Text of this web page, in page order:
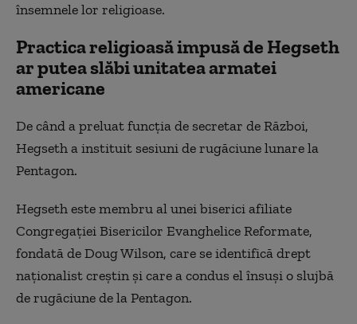
însemnele lor religioase.
Practica religioasă impusă de Hegseth
ar putea slăbi unitatea armatei
americane
De când a preluat funcția de secretar de Război,
Hegseth a instituit sesiuni de rugăciune lunare la
Pentagon.
Hegseth este membru al unei biserici afiliate
Congregației Bisericilor Evanghelice Reformate,
fondată de Doug Wilson, care se identifică drept
naționalist creștin și care a condus el însuși o slujbă
de rugăciune de la Pentagon.